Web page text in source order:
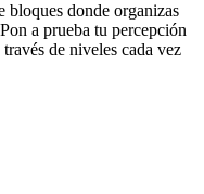
bloques donde organizas
a prueba tu percepción
de niveles cada vez